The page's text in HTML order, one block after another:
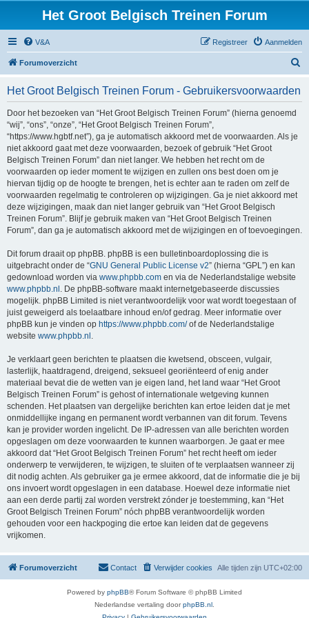
Het Groot Belgisch Treinen Forum
V&A Aanmelden
Registreer
Forumoverzicht
Het Groot Belgisch Treinen Forum - Gebruikersvoorwaarden
Door het bezoeken van “Het Groot Belgisch Treinen Forum” (hierna genoemd
“wij”, “ons”, “onze”, “Het Groot Belgisch Treinen Forum”,
“https://www.hgbtf.net”), ga je automatisch akkoord met de voorwaarden. Als je
niet akkoord gaat met deze voorwaarden, bezoek of gebruik “Het Groot
Belgisch Treinen Forum” dan niet langer. We hebben het recht om de
voorwaarden op ieder moment te wijzigen en zullen ons best doen om je
hiervan tijdig op de hoogte te brengen, het is echter aan te raden om zelf de
voorwaarden regelmatig te controleren op wijzigingen. Ga je niet akkoord met
deze wijzigingen, maak dan niet langer gebruik van “Het Groot Belgisch
Treinen Forum”. Blijf je gebruik maken van “Het Groot Belgisch Treinen
Forum”, dan ga je automatisch akkoord met de wijzigingen en of toevoegingen.
Dit forum draait op phpBB. phpBB is een bulletinboardoplossing die is
uitgebracht onder de “GNU General Public License v2” (hierna “GPL”) en kan
gedownload worden via www.phpbb.com en via de Nederlandstalige website
www.phpbb.nl . De phpBB-software maakt internetgebaseerde discussies
mogelijk. phpBB Limited is niet verantwoordelijk voor wat wordt toegestaan of
juist geweigerd als toelaatbare inhoud en/of gedrag. Meer informatie over
phpBB kun je vinden op https://www.phpbb.com/of de Nederlandstalige
website www.phpbb.nl .
Je verklaart geen berichten te plaatsen die kwetsend, obsceen, vulgair,
lasterlijk, haatdragend, dreigend, seksueel georiënteerd of enig ander
materiaal bevat die de wetten van je eigen land, het land waar “Het Groot
Belgisch Treinen Forum” is gehost of internationale wetgeving kunnen
schenden. Het plaatsen van dergelijke berichten kan ertoe leiden dat je met
onmiddellijke ingang en permanent wordt verbannen van dit forum. Tevens
kan je provider worden ingelicht. De IP-adressen van alle berichten worden
opgeslagen om deze voorwaarden te kunnen waarborgen. Je gaat er mee
akkoord dat “Het Groot Belgisch Treinen Forum” het recht heeft om ieder
onderwerp te verwijderen, te wijzigen, te sluiten of te verplaatsen wanneer zij
dit nodig achten. Als gebruiker ga je ermee akkoord, dat de informatie die je bij
ons invoert wordt opgeslagen in een database. Hoewel deze informatie niet
aan een derde partij zal worden verstrekt zónder je toestemming, kan “Het
Groot Belgisch Treinen Forum” nóch phpBB verantwoordelijk worden
gehouden voor een hackpoging die ertoe kan leiden dat de gegevens
vrijkomen.
Forumoverzicht Alle tijden zijn UTC+02:00
Verwijder cookies
Contact
Powered by phpBB® Forum Software © phpBB Limited
Nederlandse vertaling doorphpBB.nl